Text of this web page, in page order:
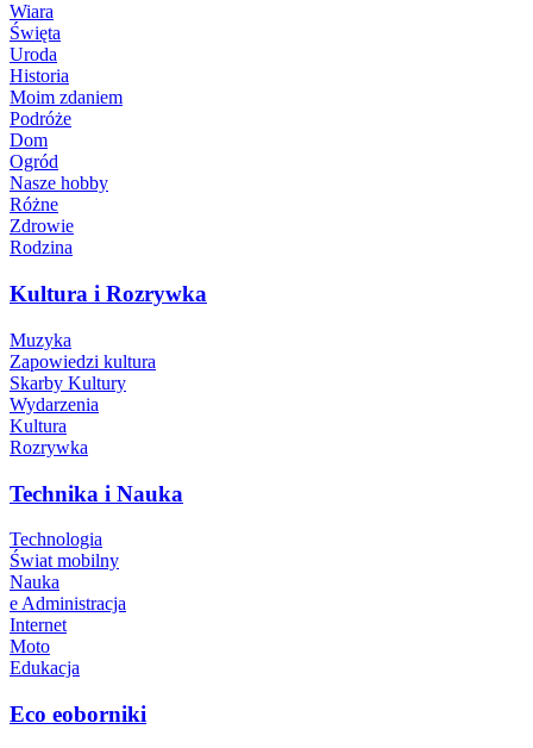
Wiara
Święta
Uroda
Historia
Moim zdaniem
Podróże
Dom
Ogród
Nasze hobby
Różne
Zdrowie
Rodzina
Kultura i Rozrywka
Muzyka
Zapowiedzi kultura
Skarby Kultury
Wydarzenia
Kultura
Rozrywka
Technika i Nauka
Technologia
Świat mobilny
Nauka
e Administracja
Internet
Moto
Edukacja
Eco eoborniki